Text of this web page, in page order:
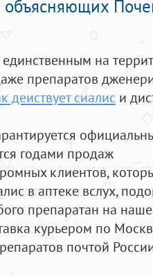
на
препаратов
деиствует сиалис и
годами продаж
клиентов,
в аптеке вслух,
препаратан на
курьером по
почтой